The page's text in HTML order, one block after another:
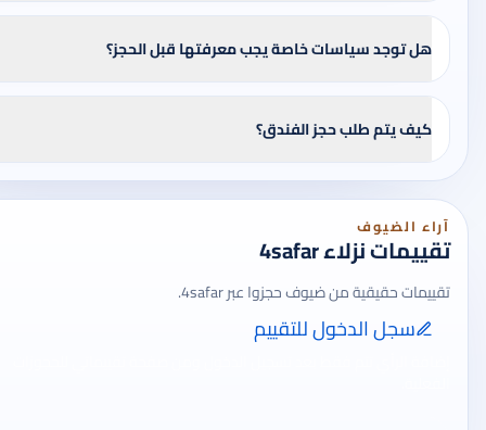
هل توجد سياسات خاصة يجب معرفتها قبل الحجز؟
كيف يتم طلب حجز الفندق؟
آراء الضيوف
تقييمات نزلاء 4safar
تقييمات حقيقية من ضيوف حجزوا عبر 4safar.
سجل الدخول للتقييم